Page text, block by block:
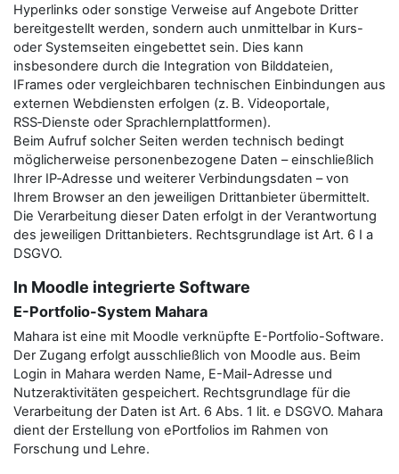
Hyperlinks oder sonstige Verweise auf Angebote Dritter
bereitgestellt werden, sondern auch unmittelbar in Kurs-
oder Systemseiten eingebettet sein. Dies kann
insbesondere durch die Integration von Bilddateien,
IFrames oder vergleichbaren technischen Einbindungen aus
externen Webdiensten erfolgen (z. B. Videoportale,
RSS‑Dienste oder Sprachlernplattformen).
Beim Aufruf solcher Seiten werden technisch bedingt
möglicherweise personenbezogene Daten – einschließlich
Ihrer IP‑Adresse und weiterer Verbindungsdaten – von
Ihrem Browser an den jeweiligen Drittanbieter übermittelt.
Die Verarbeitung dieser Daten erfolgt in der Verantwortung
des jeweiligen Drittanbieters. Rechtsgrundlage ist Art. 6 I a
DSGVO.
In Moodle integrierte Software
E-Portfolio-System Mahara
Mahara ist eine mit Moodle verknüpfte E-Portfolio-Software.
Der Zugang erfolgt ausschließlich von Moodle aus. Beim
Login in Mahara werden Name, E-Mail-Adresse und
Nutzeraktivitäten gespeichert. Rechtsgrundlage für die
Verarbeitung der Daten ist Art. 6 Abs. 1 lit. e DSGVO. Mahara
dient der Erstellung von ePortfolios im Rahmen von
Forschung und Lehre.